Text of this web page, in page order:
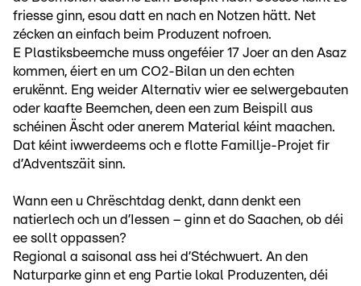
friesse ginn, esou datt en nach en Notzen hätt. Net
zécken an einfach beim Produzent nofroen.
E Plastiksbeemche muss ongeféier 17 Joer an den Asaz
kommen, éiert en um CO2-Bilan un den echten
erukënnt. Eng weider Alternativ wier ee selwergebauten
oder kaafte Beemchen, deen een zum Beispill aus
schéinen Äscht oder anerem Material kéint maachen.
Dat kéint iwwerdeems och e flotte Famillje-Projet fir
d’Adventszäit sinn.
Wann een u Chrëschtdag denkt, dann denkt een
natierlech och un d’Iessen – ginn et do Saachen, ob déi
ee sollt oppassen?
Regional a saisonal ass hei d’Stéchwuert. An den
Naturparke ginn et eng Partie lokal Produzenten, déi